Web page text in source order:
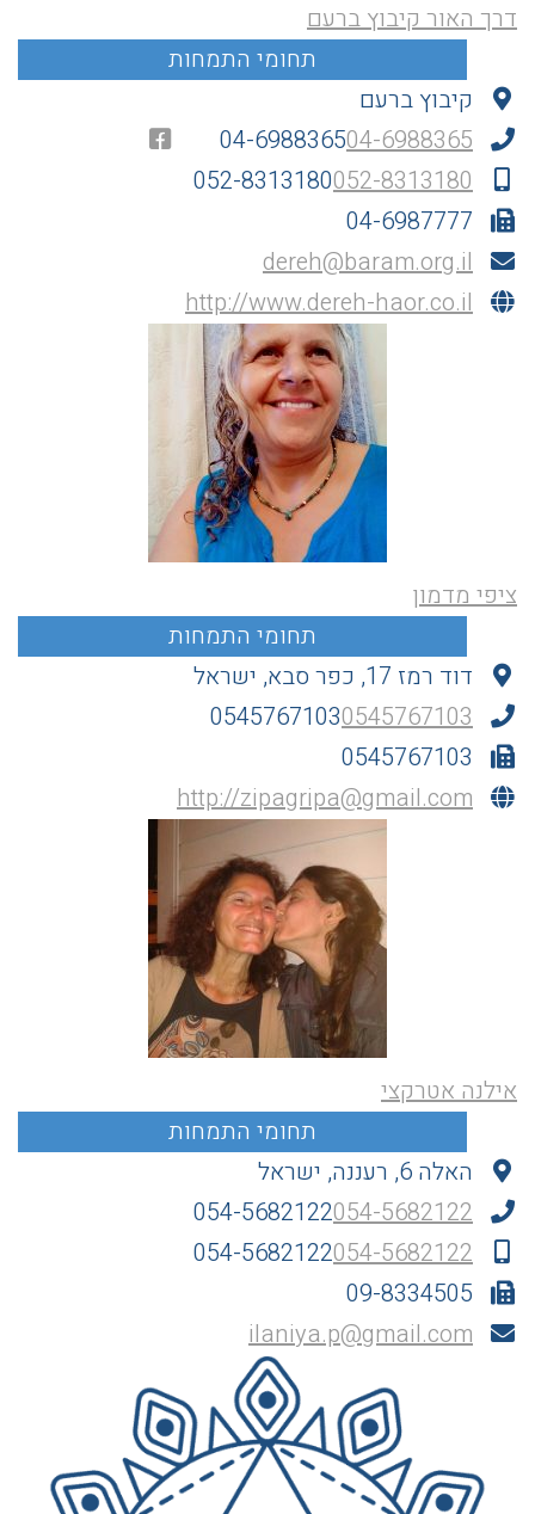
דרך האור קיבוץ ברעם
קיבוץ ברעם
04-698836504-6988365
052-8313180052-8313180
04-6987777
dereh@baram.org.il
http://www.dereh-haor.co.il
ציפי מדמון
דוד רמז 17, כפר סבא, ישראל
05457671030545767103
0545767103
http://zipagripa@gmail.com
אילנה אטרקצי
האלה 6, רעננה, ישראל
054-5682122054-5682122
054-5682122054-5682122
09-8334505
ilaniya.p@gmail.com